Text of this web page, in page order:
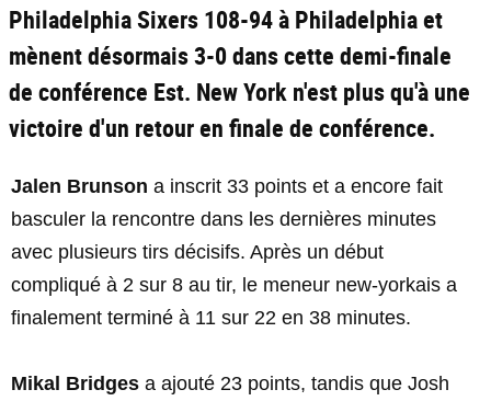
Philadelphia Sixers 108-94 à Philadelphia et
mènent désormais 3-0 dans cette demi-finale
de conférence Est. New York n'est plus qu'à une
victoire d'un retour en finale de conférence.
Jalen Brunson a inscrit 33 points et a encore fait
basculer la rencontre dans les dernières minutes
avec plusieurs tirs décisifs. Après un début
compliqué à 2 sur 8 au tir, le meneur new-yorkais a
finalement terminé à 11 sur 22 en 38 minutes.
Mikal Bridges a ajouté 23 points, tandis que Josh